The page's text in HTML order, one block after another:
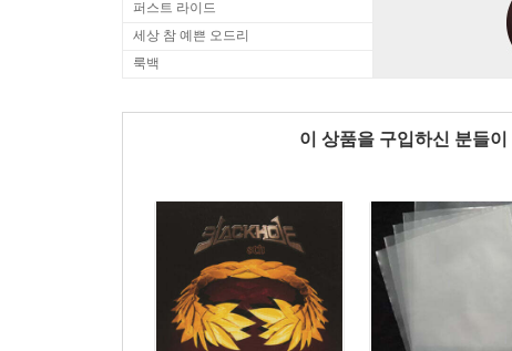
퍼스트 라이드
세상 참 예쁜 오드리
룩백
이 상품을 구입하신 분들이